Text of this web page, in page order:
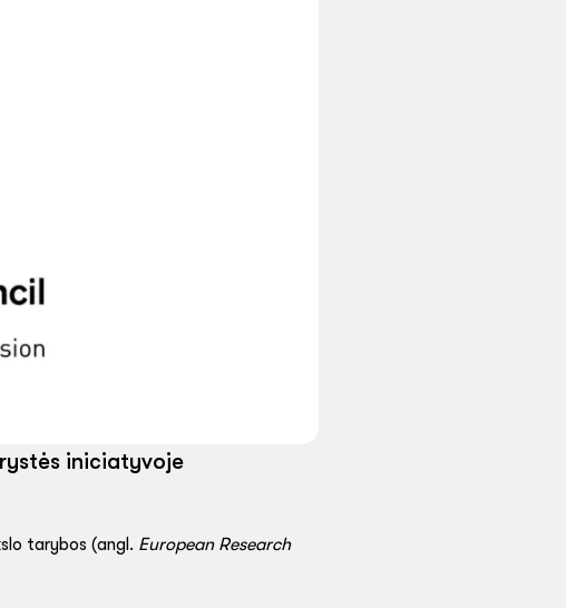
iniciatyvoje
tarybos (angl. European Research